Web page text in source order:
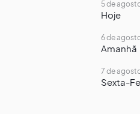
5 de
Hoje
6 de
Amanhã
7 de
Sexta-